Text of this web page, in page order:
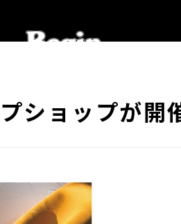
ショップが開